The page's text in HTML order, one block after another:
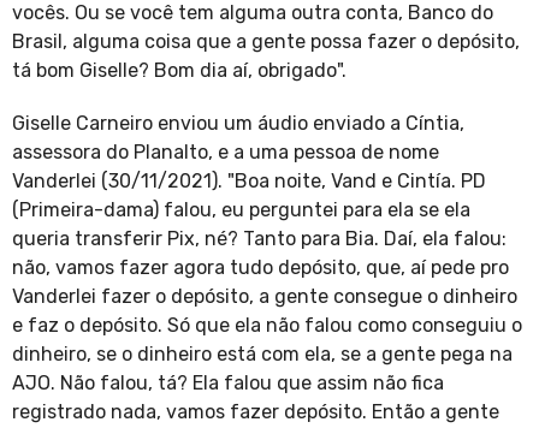
vocês. Ou se você tem alguma outra conta, Banco do
Brasil, alguma coisa que a gente possa fazer o depósito,
tá bom Giselle? Bom dia aí, obrigado".
Giselle Carneiro enviou um áudio enviado a Cíntia,
assessora do Planalto, e a uma pessoa de nome
Vanderlei (30/11/2021). "Boa noite, Vand e Cintía. PD
(Primeira-dama) falou, eu perguntei para ela se ela
queria transferir Pix, né? Tanto para Bia. Daí, ela falou:
não, vamos fazer agora tudo depósito, que, aí pede pro
Vanderlei fazer o depósito, a gente consegue o dinheiro
e faz o depósito. Só que ela não falou como conseguiu o
dinheiro, se o dinheiro está com ela, se a gente pega na
AJO. Não falou, tá? Ela falou que assim não fica
registrado nada, vamos fazer depósito. Então a gente